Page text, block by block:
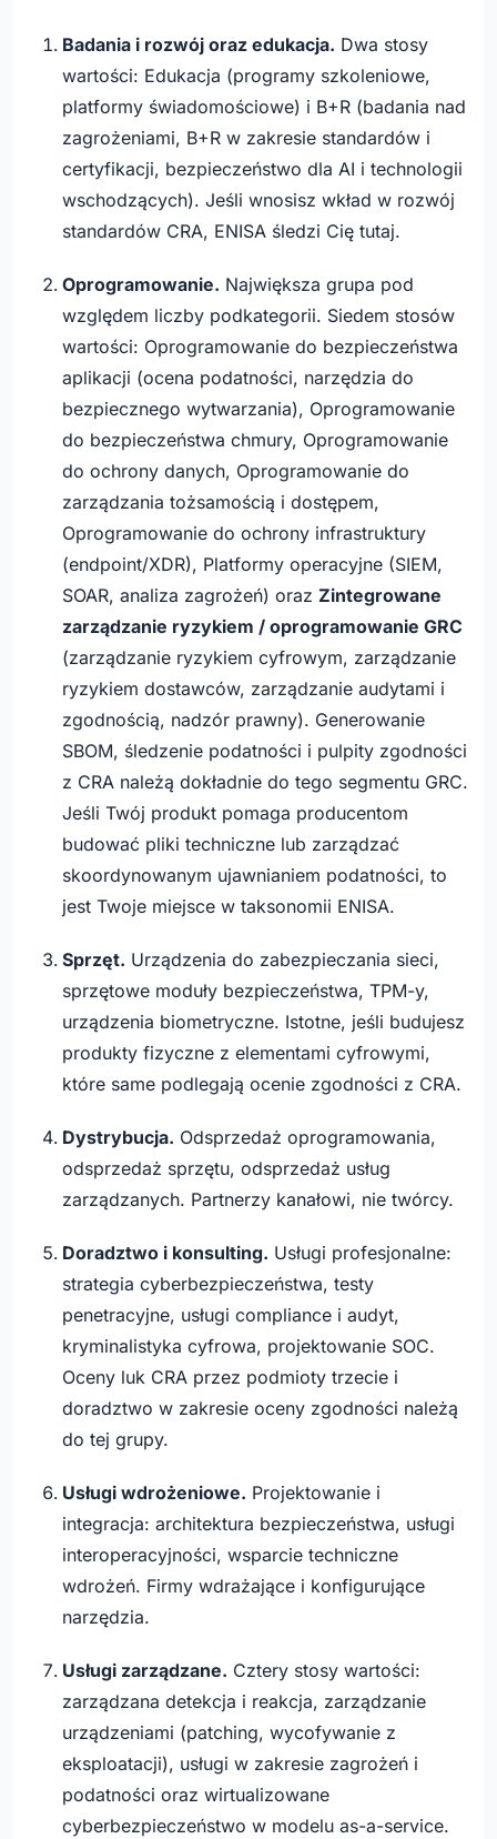
Badania i rozwój oraz edukacja. Dwa stosy
wartości: Edukacja (programy szkoleniowe,
platformy świadomościowe) i B+R (badania nad
zagrożeniami, B+R w zakresie standardów i
certyfikacji, bezpieczeństwo dla AI i technologii
wschodzących). Jeśli wnosisz wkład w rozwój
standardów CRA, ENISA śledzi Cię tutaj.
Oprogramowanie. Największa grupa pod
względem liczby podkategorii. Siedem stosów
wartości: Oprogramowanie do bezpieczeństwa
aplikacji (ocena podatności, narzędzia do
bezpiecznego wytwarzania), Oprogramowanie
do bezpieczeństwa chmury, Oprogramowanie
do ochrony danych, Oprogramowanie do
zarządzania tożsamością i dostępem,
Oprogramowanie do ochrony infrastruktury
(endpoint/XDR), Platformy operacyjne (SIEM,
SOAR, analiza zagrożeń) oraz Zintegrowane
zarządzanie ryzykiem / oprogramowanie GRC
(zarządzanie ryzykiem cyfrowym, zarządzanie
ryzykiem dostawców, zarządzanie audytami i
zgodnością, nadzór prawny). Generowanie
SBOM, śledzenie podatności i pulpity zgodności
z CRA należą dokładnie do tego segmentu GRC.
Jeśli Twój produkt pomaga producentom
budować pliki techniczne lub zarządzać
skoordynowanym ujawnianiem podatności, to
jest Twoje miejsce w taksonomii ENISA.
Sprzęt. Urządzenia do zabezpieczania sieci,
sprzętowe moduły bezpieczeństwa, TPM-y,
urządzenia biometryczne. Istotne, jeśli budujesz
produkty fizyczne z elementami cyfrowymi,
które same podlegają ocenie zgodności z CRA.
Dystrybucja. Odsprzedaż oprogramowania,
odsprzedaż sprzętu, odsprzedaż usług
zarządzanych. Partnerzy kanałowi, nie twórcy.
Doradztwo i konsulting. Usługi profesjonalne:
strategia cyberbezpieczeństwa, testy
penetracyjne, usługi compliance i audyt,
kryminalistyka cyfrowa, projektowanie SOC.
Oceny luk CRA przez podmioty trzecie i
doradztwo w zakresie oceny zgodności należą
do tej grupy.
Usługi wdrożeniowe. Projektowanie i
integracja: architektura bezpieczeństwa, usługi
interoperacyjności, wsparcie techniczne
wdrożeń. Firmy wdrażające i konfigurujące
narzędzia.
Usługi zarządzane. Cztery stosy wartości:
zarządzana detekcja i reakcja, zarządzanie
urządzeniami (patching, wycofywanie z
eksploatacji), usługi w zakresie zagrożeń i
podatności oraz wirtualizowane
cyberbezpieczeństwo w modelu as-a-service.